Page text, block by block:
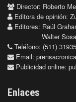
Director: Roberto
Editora de opinión:
Editores: Raúl
Walter
Teléfono: (511)
Email:
Publicidad online:
Enlaces